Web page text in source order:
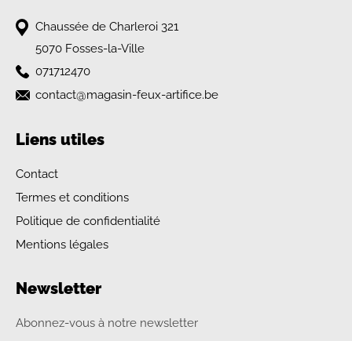
Chaussée de Charleroi 321
5070 Fosses-la-Ville
071712470
contact@magasin-feux-artifice.be
Liens utiles
Contact
Termes et conditions
Politique de confidentialité
Mentions légales
Newsletter
Abonnez-vous à notre newsletter